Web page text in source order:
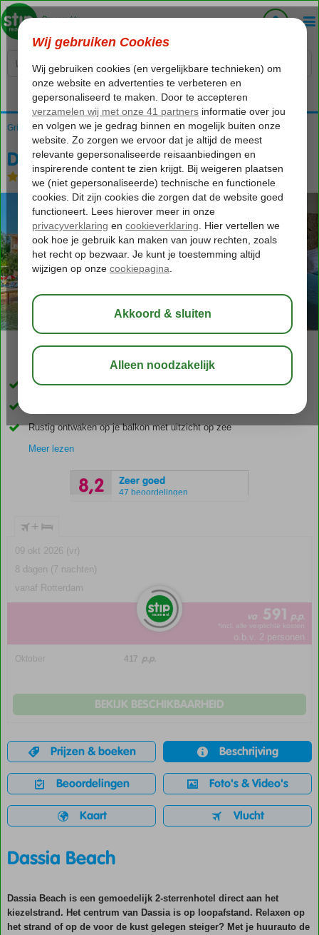
Voelt als thuiskomen...
Griekenland Corfu Dassia Dassia Beach
Dassia Beach
Logies en ontbijt- Hotel
Fantastische ligging direct aan het strand van Dassia
Rustig ontwaken op je balkon met uitzicht op zee
Meer lezen
8,2 Zeer goed
47 beoordelingen
+
09 okt 2026 (vr)
8 dagen (7 nachten)
vanaf Rotterdam
va 591 p.p.
*incl. alle verplichte kosten
o.b.v. 2 personen
Oktober 417 p.p.
BEKIJK BESCHIKBAARHEID
Prijzen & boeken Beschrijving
Beoordelingen Foto's & Video's
Kaart Vlucht
Dassia Beach
Dassia Beach is een gemoedelijk 2-sterrenhotel direct aan het
kiezelstrand. Het centrum van Dassia is op loopafstand. Relaxen op
het strand of op de voor de kust gelegen steiger? Met je huurauto de